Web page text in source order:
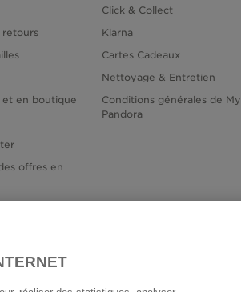
retours
et en boutique
offres en
Click & Collect
Klarna
Cartes Cadeaux
Nettoyage & Entretien
Conditions générales de My
Pandora